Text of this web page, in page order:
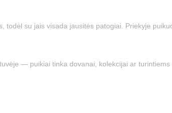
su jais visada jausitės patogiai. Priekyje
— puikiai tinka dovanai, kolekcijai ar turintiems